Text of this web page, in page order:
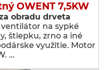
OWENT 7,5KW
obradu drveta
na sypké
štiepku, zrno a iné
využitie. Motor
…